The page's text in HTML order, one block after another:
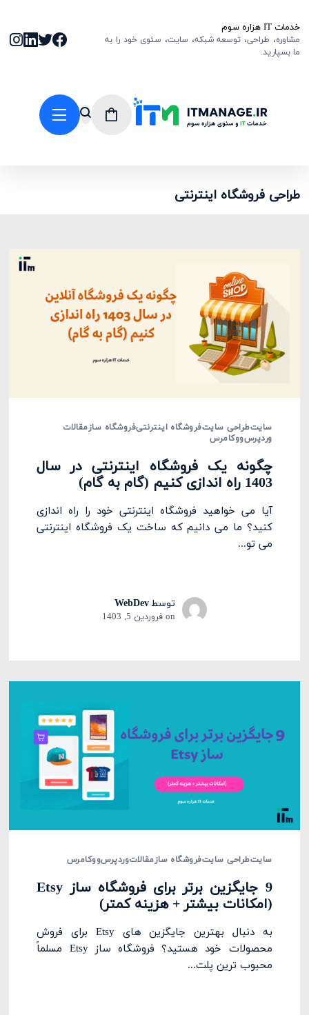
خدمات IT هزاره سوم
مشاوره، طراحی، توسعه شبکه، سایت، سئوی خود را به
ما بسپارید.
طراحی فروشگاه اینترنتی
سایتطراحی سایتفروشگاه اینترنتیفروشگاه سازمقالات
وردپرسووکامرس
چگونه یک فروشگاه اینترنتی در سال
1403 راه اندازی کنیم (گام به گام)
آیا می خواهید فروشگاه اینترنتی خود را راه اندازی
کنید؟ ما می دانیم که ساخت یک فروشگاه اینترنتی
می تو...
توسطWebDev
onفروردین 5, 1403
سایتطراحی سایتفروشگاه سازمقالاتوردپرسووکامرس
9 جایگزین برتر برای فروشگاه ساز Etsy
(امکانات بیشتر + هزینه کمتر)
به دنبال بهترین جایگزین های Etsy برای فروش
محصولات خود هستید؟ فروشگاه ساز Etsy مسلماً
محبوب ترین پلت...